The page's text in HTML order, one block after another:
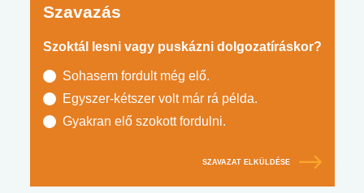
Szavazás
Szoktál lesni vagy puskázni dolgozatíráskor?
Sohasem fordult még elő.
Egyszer-kétszer volt már rá példa.
Gyakran elő szokott fordulni.
SZAVAZAT ELKÜLDÉSE